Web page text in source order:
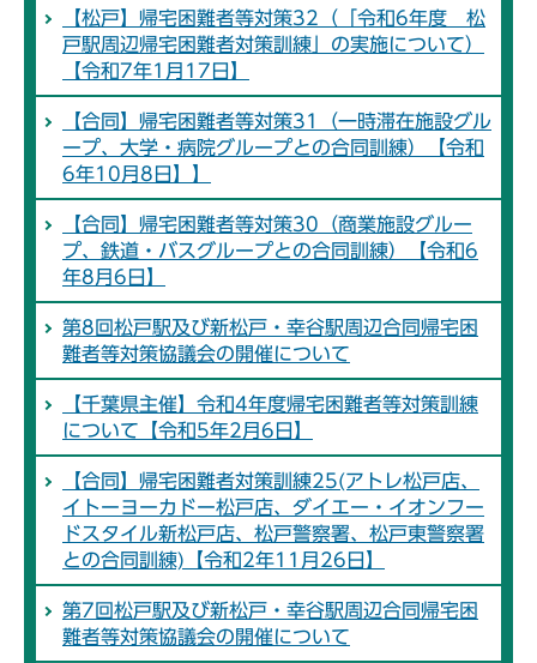
【松戸】帰宅困難者等対策32（「令和6年度 松
戸駅周辺帰宅困難者対策訓練」の実施について）
【令和7年1月17日】
【合同】帰宅困難者等対策31（一時滞在施設グル
ープ、大学・病院グループとの合同訓練）【令和
6年10月8日】】
【合同】帰宅困難者等対策30（商業施設グルー
プ、鉄道・バスグループとの合同訓練）【令和6
年8月6日】
第8回松戸駅及び新松戸・幸谷駅周辺合同帰宅困
難者等対策協議会の開催について
【千葉県主催】令和4年度帰宅困難者等対策訓練
について【令和5年2月6日】
【合同】帰宅困難者対策訓練25(アトレ松戸店、
イトーヨーカドー松戸店、ダイエー・イオンフー
ドスタイル新松戸店、松戸警察署、松戸東警察署
との合同訓練)【令和2年11月26日】
第7回松戸駅及び新松戸・幸谷駅周辺合同帰宅困
難者等対策協議会の開催について